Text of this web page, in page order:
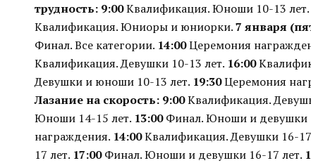
трудность: 9:00Квалификация. Юноши 10-13
Квалификация. Юниоры и юниорки.7 января
Финал. Все категории. 14:00Церемония
Квалификация. Девушки 10-13 лет. 16:00
Девушки и юноши 10-13 лет. 19:30Церемония
Лазание на скорость: 9:00Квалификация.
Юноши 14-15 лет. 13:00Финал. Юноши и девушки
награждения. 14:00Квалификация. Девушки 16-17
17 лет. 17:00Финал. Юноши и девушки 16-17 лет.